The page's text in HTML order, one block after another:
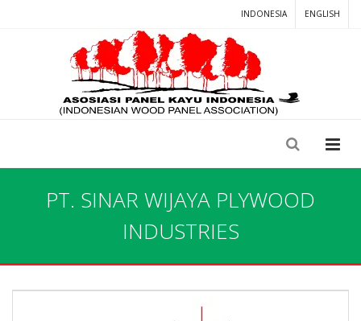
INDONESIA ENGLISH
PT. SINAR WIJAYA PLYWOOD
INDUSTRIES